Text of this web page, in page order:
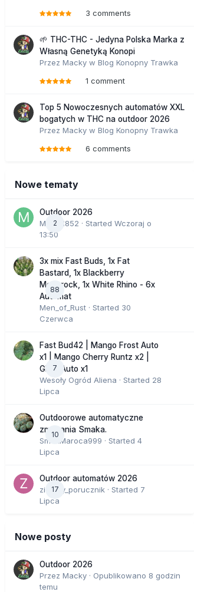
3 comments
🌱 THC-THC - Jedyna Polska Marka z
Własną Genetyką Konopi
Przez Macky w Blog Konopny Trawka
1 comment
Top 5 Nowoczesnych automatów XXL
bogatych w THC na outdoor 2026
Przez Macky w Blog Konopny Trawka
6 comments
Nowe tematy
2
Outdoor 2026
Marcel852 · Started Wczoraj o
13:50
88
3x mix Fast Buds, 1x Fat
Bastard, 1x Blackberry
Moonrock, 1x White Rhino - 6x
Automat
Men_of_Rust · Started 30
Czerwca
7
Fast Bud42 | Mango Frost Auto
x1 | Mango Cherry Runtz x2 |
GMO Auto x1
Wesoły Ogród Aliena · Started 28
Lipca
10
Outdoorowe automatyczne
zmagania Smaka.
SmakMaroca999 · Started 4
Lipca
17
Outdoor automatów 2026
zielony_porucznik · Started 7
Lipca
Nowe posty
Outdoor 2026
Przez Macky · Opublikowano 8 godzin
temu